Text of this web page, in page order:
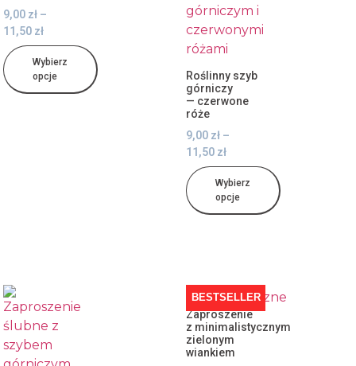
9,00 zł –
11,50 zł
Wybierz
opcje
Roślinny szyb
górniczy
— czerwone
róże
9,00 zł –
11,50 zł
Wybierz
opcje
BESTSELLER
Zaproszenie
z minimalistycznym
zielonym
wiankiem